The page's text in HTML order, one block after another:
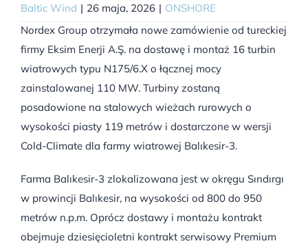
Baltic Wind | 26 maja, 2026 | ONSHORE
Nordex Group otrzymała nowe zamówienie od tureckiej
firmy Eksim Enerji A.Ş. na dostawę i montaż 16 turbin
wiatrowych typu N175/6.X o łącznej mocy
zainstalowanej 110 MW. Turbiny zostaną
posadowione na stalowych wieżach rurowych o
wysokości piasty 119 metrów i dostarczone w wersji
Cold-Climate dla farmy wiatrowej Balıkesir-3.
Farma Balıkesir-3 zlokalizowana jest w okręgu Sındırgı
w prowincji Balıkesir, na wysokości od 800 do 950
metrów n.p.m. Oprócz dostawy i montażu kontrakt
obejmuje dziesięcioletni kontrakt serwisowy Premium